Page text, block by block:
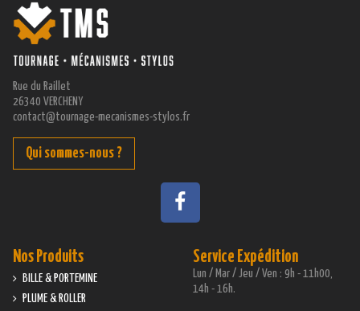
Rue du Raillet
26340 VERCHENY
contact@tournage-mecanismes-stylos.fr
Qui sommes-nous ?
Service Expédition
Lun / Mar / Jeu / Ven : 9h - 11h00,
14h - 16h.
Nos Produits
BILLE & PORTEMINE
PLUME & ROLLER